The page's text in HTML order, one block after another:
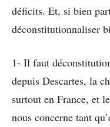
déficits. Et, si bien
déconstitutionnaliser
1- Il faut
depuis Descartes, la
surtout en France, et
nous concerne tant